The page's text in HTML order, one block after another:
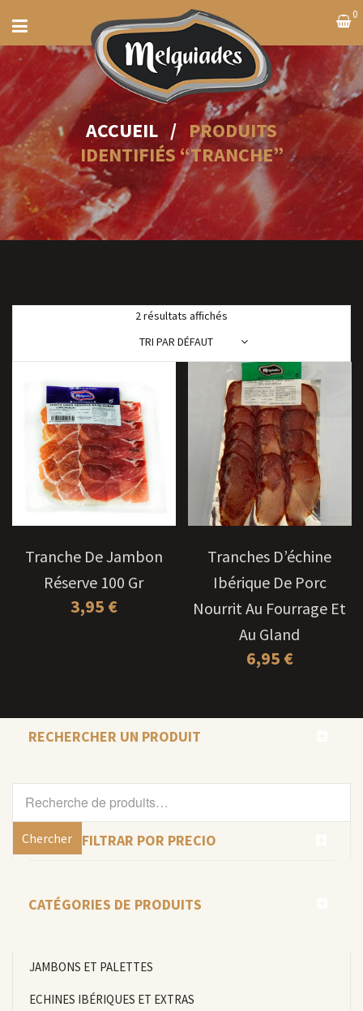
0
ACCUEIL / PRODUITS
IDENTIFIÉS “TRANCHE”
2 résultats affichés
TRI PAR DÉFAUT
Tranche De Jambon
Réserve 100 Gr
3,95 €
Tranches D’échine
Ibérique De Porc
Nourrit Au Fourrage Et
Au Gland
6,95 €
RECHERCHER UN PRODUIT
pour :
Chercher
FILTRAR POR PRECIO
CATÉGORIES DE PRODUITS
JAMBONS ET PALETTES
ECHINES IBÉRIQUES ET EXTRAS